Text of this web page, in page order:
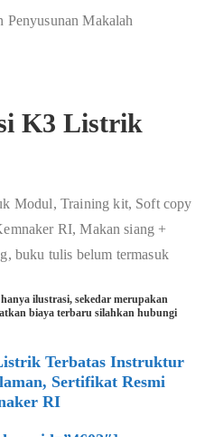
Penyusunan Makalah
K3 Listrik
Modul, Training kit, Soft copy
RI, Makan siang +
buku tulis belum termasuk
ilustrasi, sekedar merupakan
biaya terbaru silahkan hubungi
Terbatas Instruktur
Sertifikat Resmi
RI